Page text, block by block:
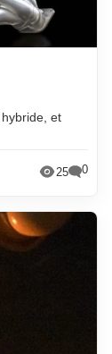
et
25 0